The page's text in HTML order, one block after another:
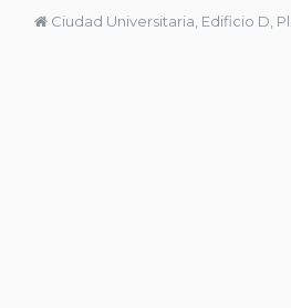
Ciudad Universitaria, Edificio D,